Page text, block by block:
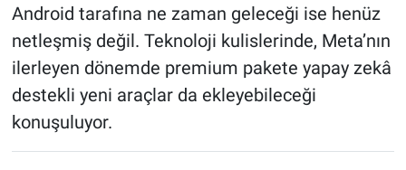
Android tarafına ne zaman geleceği ise henüz
netleşmiş değil. Teknoloji kulislerinde, Meta’nın
ilerleyen dönemde premium pakete yapay zekâ
destekli yeni araçlar da ekleyebileceği
konuşuluyor.